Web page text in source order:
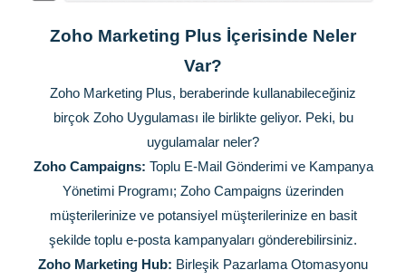
Zoho Marketing Plus İçerisinde Neler
Var?
Zoho Marketing Plus, beraberinde kullanabileceğiniz
birçok Zoho Uygulaması ile birlikte geliyor. Peki, bu
uygulamalar neler?
Zoho Campaigns: Toplu E-Mail Gönderimi ve Kampanya
Yönetimi Programı; Zoho Campaigns üzerinden
müşterilerinize ve potansiyel müşterilerinize en basit
şekilde toplu e-posta kampanyaları gönderebilirsiniz.
Zoho Marketing Hub: Birleşik Pazarlama Otomasyonu